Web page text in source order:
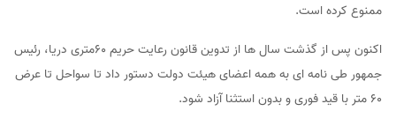
ممنوع کرده است.
اکنون پس از گذشت سال ها از تدوین قانون رعایت حریم 60متری دریا، رئیس
جمهور طی نامه ای به همه اعضای هیئت دولت دستور داد تا سواحل تا عرض
۶۰ متر با قید فوری و بدون استثنا آزاد شود.